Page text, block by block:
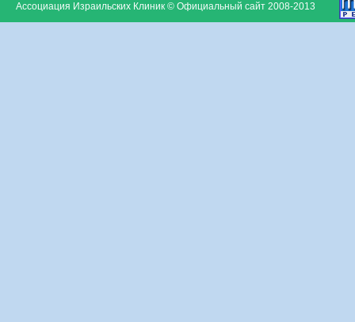
Ассоциация Израильских Клиник © Официальный сайт 2008-2013